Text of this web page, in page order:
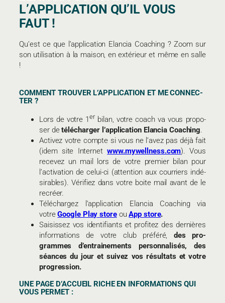
L’APPLICATION QU’IL VOUS
FAUT !
Qu’est ce que l’application Elancia Coaching ? Zoom sur
son utilisation à la maison, en extérieur et même en salle
!
COM­MENT TROU­VER L’AP­PLI­CA­TION ET ME CONNEC­
TER ?
Lors de votre 1er bilan, votre coach va vous pro­po­
ser detélé­char­ger l’ap­pli­ca­tion Elan­cia Coaching
Acti­vez votre compte si vous ne l’avez pas déjà fait
(idem site Inter­netwww.​mywellness.​com). Vous
rece­vez un mail lors de votre pre­mier bilan pour
l’ac­ti­va­tion de celui-ci (atten­tion aux cour­riers indé­
si­rables). Véri­fiez dans votre boite mail avant de le
recréer.
Télé­char­gez l’ap­pli­ca­tion Elan­cia Coa­ching via
votreGoogle Play storeouApp store.
Sai­sis­sez vos iden­ti­fiants et pro­fi­tez des der­nières
infor­ma­tions de votre club pré­féré, des pro­
grammes d’en­trai­ne­ments per­son­na­li­sés, des
séances du jour et sui­vez vos résul­tats et votre
pro­gres­sion.
UNE PAGE D’AC­CUEIL RICHE EN INFOR­MA­TIONS QUI
VOUS PER­MET :